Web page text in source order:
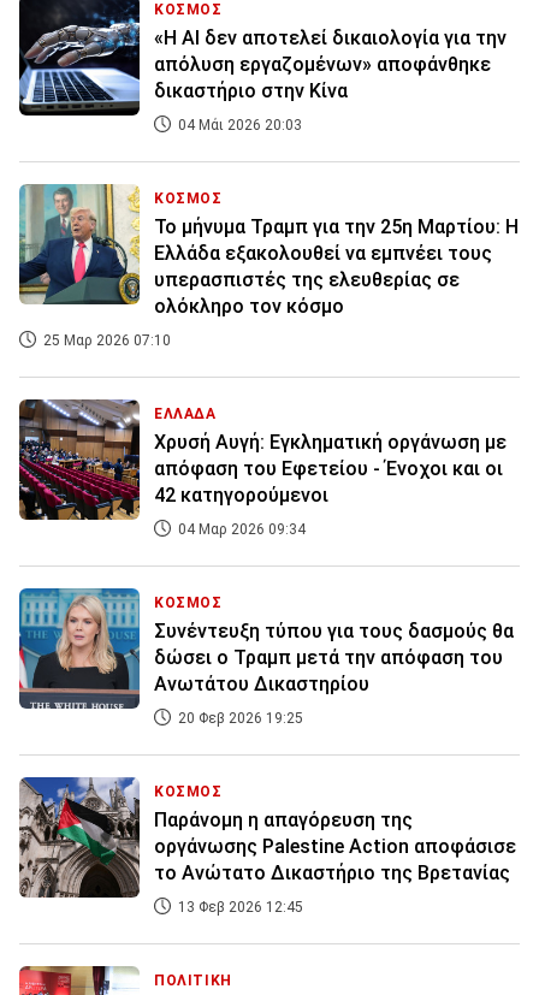
ΚΟΣΜΟΣ
«Η ΑΙ δεν αποτελεί δικαιολογία για την
απόλυση εργαζομένων» αποφάνθηκε
δικαστήριο στην Κίνα
04 Μάι 2026 20:03
ΚΟΣΜΟΣ
Το μήνυμα Τραμπ για την 25η Μαρτίου: Η
Ελλάδα εξακολουθεί να εμπνέει τους
υπερασπιστές της ελευθερίας σε
ολόκληρο τον κόσμο
25 Μαρ 2026 07:10
ΕΛΛΑΔΑ
Χρυσή Αυγή: Εγκληματική οργάνωση με
απόφαση του Εφετείου - Ένοχοι και οι
42 κατηγορούμενοι
04 Μαρ 2026 09:34
ΚΟΣΜΟΣ
Συνέντευξη τύπου για τους δασμούς θα
δώσει ο Τραμπ μετά την απόφαση του
Ανωτάτου Δικαστηρίου
20 Φεβ 2026 19:25
ΚΟΣΜΟΣ
Παράνομη η απαγόρευση της
οργάνωσης Palestine Action αποφάσισε
το Ανώτατο Δικαστήριο της Βρετανίας
13 Φεβ 2026 12:45
ΠΟΛΙΤΙΚΗ